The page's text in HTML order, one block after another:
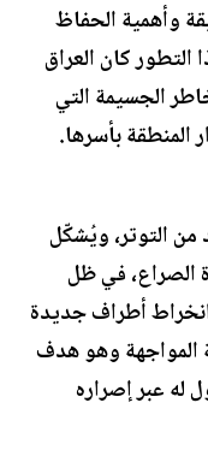
وأهمية الحفاظ
التطور كان العراق
الجسيمة التي
المنطقة بأسرها.
التوتر، ويُشكّل
الصراع، في ظل
أطراف جديدة
المواجهة وهو هدف
له عبر إصراره